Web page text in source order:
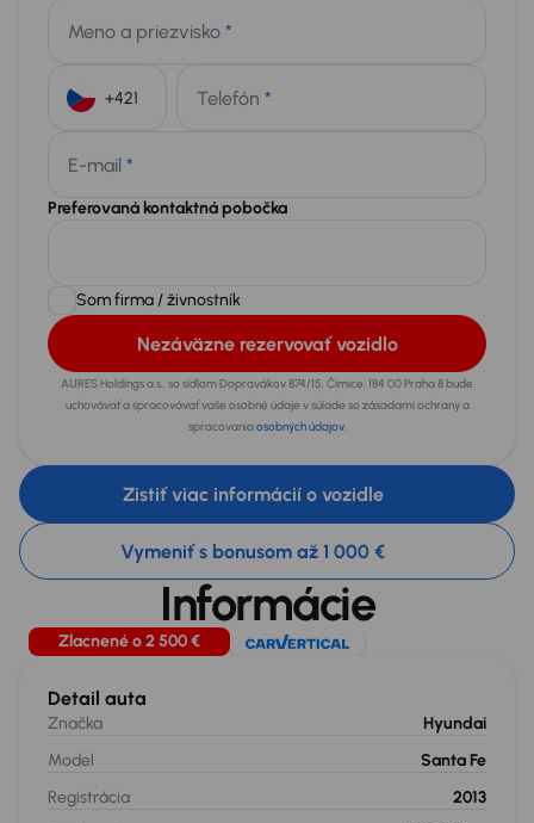
Meno a priezvisko *
Telefón *
E-mail *
Preferovaná kontaktná pobočka
Som firma / živnostník
Nezáväzne rezervovať vozidlo
AURES Holdings a.s., so sídlom Dopravákov 874/15, Čimice, 184 00 Praha 8 bude
uchovávať a spracovávať vaše osobné údaje v súlade so zásadami ochrany a
spracovaniaosobných údajov.
Zistiť viac informácií o vozidle
Vymeniť s bonusom až 1 000 €
Informácie
Zlacnené o 2 500 €
Detail auta
Značka
Hyundai
Model
Santa Fe
Registrácia
2013